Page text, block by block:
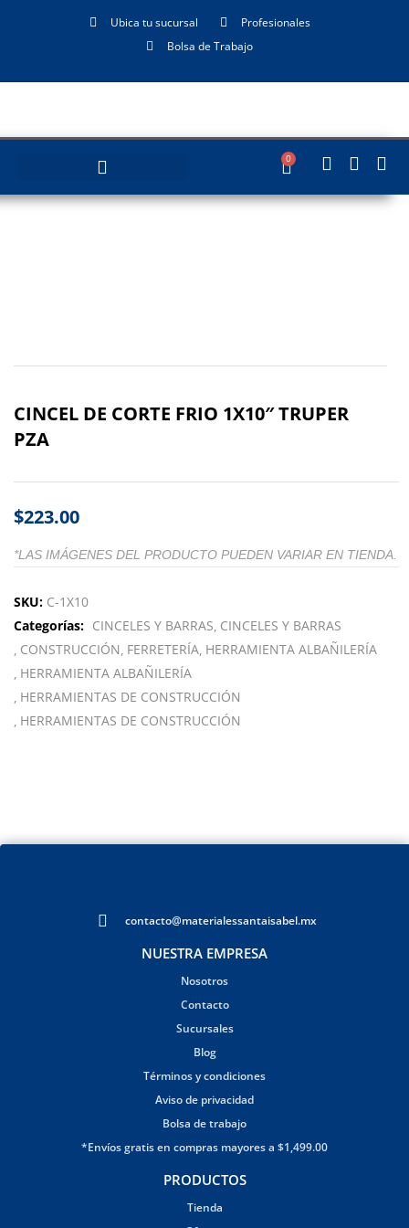
Ubica tu sucursal
Profesionales
Bolsa de Trabajo
0
CINCEL DE CORTE FRIO 1X10″ TRUPER
PZA
$223.00
*LAS IMÁGENES DEL PRODUCTO PUEDEN VARIAR EN TIENDA.
SKU: C-1X10
Categorías: CINCELES Y BARRAS CINCELES Y BARRAS
CONSTRUCCIÓN FERRETERÍA HERRAMIENTA ALBAÑILERÍA
HERRAMIENTA ALBAÑILERÍA
HERRAMIENTAS DE CONSTRUCCIÓN
HERRAMIENTAS DE CONSTRUCCIÓN
contacto@materialessantaisabel.mx
NUESTRA EMPRESA
Nosotros
Contacto
Sucursales
Blog
Términos y condiciones
Aviso de privacidad
Bolsa de trabajo
*Envíos gratis en compras mayores a $1,499.00
PRODUCTOS
Tienda